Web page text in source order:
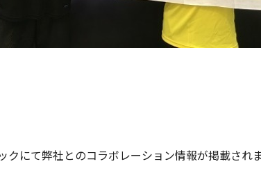
クにて弊社とのコラボレーション情報が掲載され